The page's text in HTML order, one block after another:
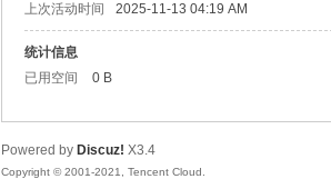
网
上次活动时间
2025-11-13 04:19 AM
统计信息
已用空间
0 B
Powered by Discuz! X3.4
Copyright © 2001-2021, Tencent Cloud.